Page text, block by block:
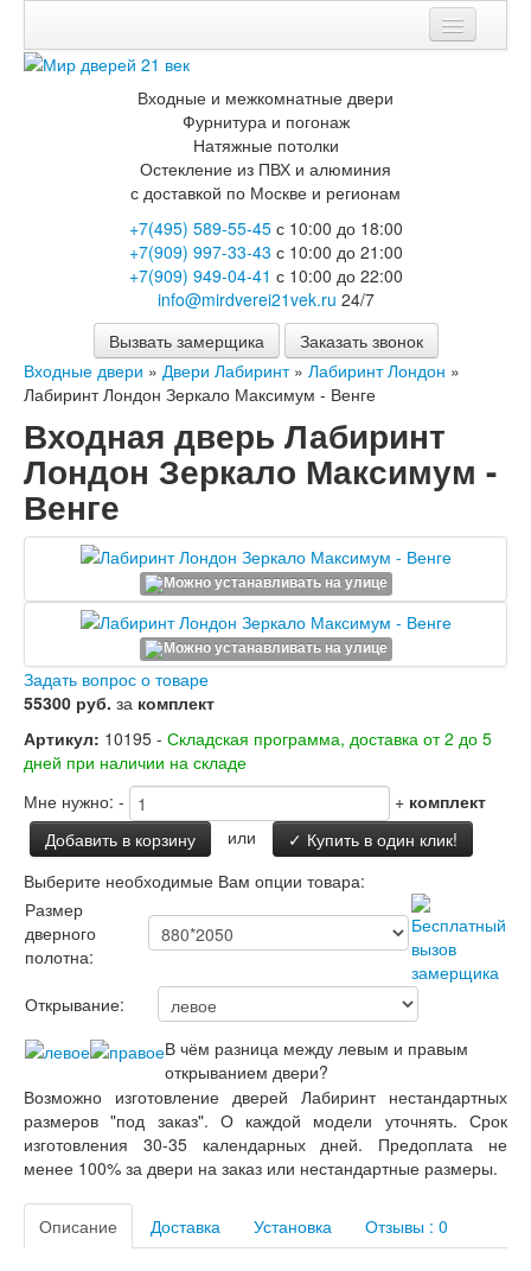
Мои заказы
Корзина
Входные двери
Двери с терморазрывом для улицы
Противопожарные двери
Двери Бункер
Двери Лекс
Двери Термодор
Арктика
Монолит
Стайл
Термо Лацио
Флагман
Электрозамок Смарт
Заводские двери
Двери Лабиринт
Лабиринт Аляска Лайт
Лабиринт Арт
Лабиринт Атлантик
Лабиринт Бетон
Лабиринт Верса
Лабиринт Версаль
Лабиринт Гранд
Лабиринт Дверь двойная тамбурная под
заказ
Лабиринт Имперо
Лабиринт Инфинити
Лабиринт Иссида
Лабиринт Карбон
Лабиринт Кармина
Лабиринт Классик Антик медный
Лабиринт Классик Шагрень
Лабиринт Кредор
Лабиринт Лайн Вайт
Лабиринт Леолаб
Лабиринт Лофт
Лабиринт Мегаполис
Лабиринт Норд Плюс
Лабиринт Нью Йорк
Лабиринт Пазл
Лабиринт Пиано
Лабиринт Платинум
Лабиринт Полярис лайт
Входные и межкомнатные двери
Фурнитура и погонаж
Натяжные потолки
Остекление из ПВХ и алюминия
с доставкой по Москве и регионам
+7(495) 589-55-45с 10:00 до 18:00
+7(909) 997-33-43 с 10:00 до 21:00
+7(909) 949-04-41 с 10:00 до 22:00
info@mirdverei21vek.ru 24/7
Вызвать замерщика
Заказать звонок
Входные двери » Двери Лабиринт» Лабиринт Лондон »
Лабиринт Лондон Зеркало Максимум - Венге
Входная дверь Лабиринт
Лондон Зеркало Максимум -
Венге
Задать вопрос о товаре
55300 руб. за комплект
Артикул: 10195 - Складская программа, доставка от 2 до 5
дней при наличии на складе
Мне нужно: - + комплект
Добавить в корзину
или
✓ Купить в один клик!
Выберите необходимые Вам опции товара:
Размер
дверного
полотна:
Открывание:
В чём разница между левым и правым
открыванием двери?
Возможно изготовление дверей Лабиринт нестандартных
размеров "под заказ". О каждой модели уточнять. Срок
изготовления 30-35 календарных дней. Предоплата не
менее 100% за двери на заказ или нестандартные размеры.
Описание Доставка Установка Отзывы : 0